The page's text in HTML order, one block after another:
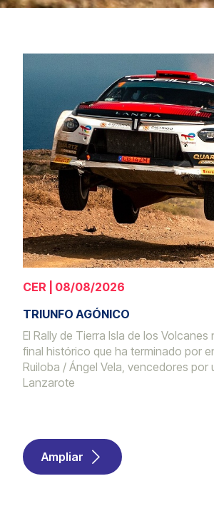
CER | 08/08/2026
TRIUNFO AGÓNICO
El Rally de Tierra Isla de los
final histórico que ha terminado por
Ruiloba / Ángel Vela, vencedores por
Lanzarote
Ampliar